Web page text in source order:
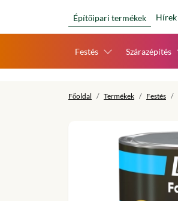
Építőipari termékek Hírek
Festés Szárazépítés
Főoldal Termékek Festés